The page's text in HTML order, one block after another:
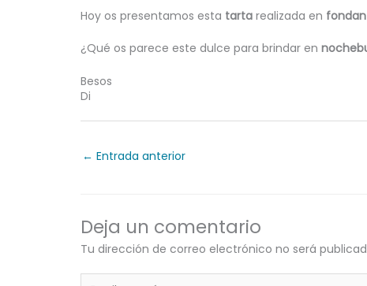
Hoy os presentamos esta tarta realizada en
¿Qué os parece este dulce para brindar en
Besos
Di
← Entrada anterior
Deja un comentario
Tu dirección de correo electrónico no será